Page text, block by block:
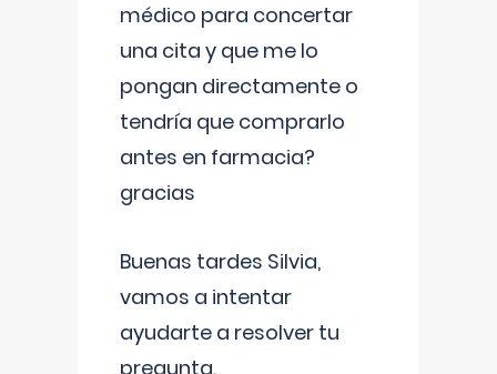
médico para concertar
una cita y que me lo
pongan directamente o
tendría que comprarlo
antes en farmacia?
gracias
Buenas tardes Silvia,
vamos a intentar
ayudarte a resolver tu
pregunta.